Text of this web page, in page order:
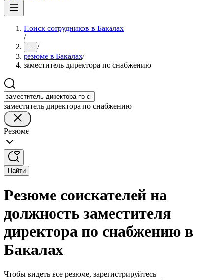
Поиск сотрудников в Бакалах
/
... /
резюме в Бакалах/
заместитель директора по снабжению
заместитель директора по снабжению
Резюме
Найти
Резюме соискателей на
должность заместителя
директора по снабжению в
Бакалах
Чтобы видеть все резюме, зарегистрируйтесь